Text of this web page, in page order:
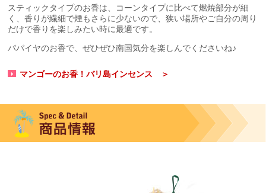
スティックタイプのお香は、コーンタイプに比べて燃焼部分が細
く、香りが繊細で煙もさらに少ないので、狭い場所やご自分の周り
だけで香りを楽しみたい時に最適です。
パパイヤのお香で、ぜひぜひ南国気分を楽しんでくださいね♪
マンゴーのお香！バリ島インセンス ＞